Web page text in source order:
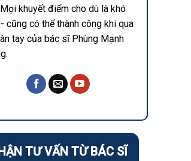
khuyết điểm cho dù là khó
cũng có thể thành công khi qua
tay của bác sĩ Phùng Mạnh
TƯ VẤN TỪ BÁC SĨ